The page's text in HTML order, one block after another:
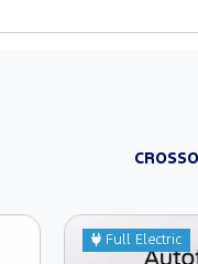
Full Electric